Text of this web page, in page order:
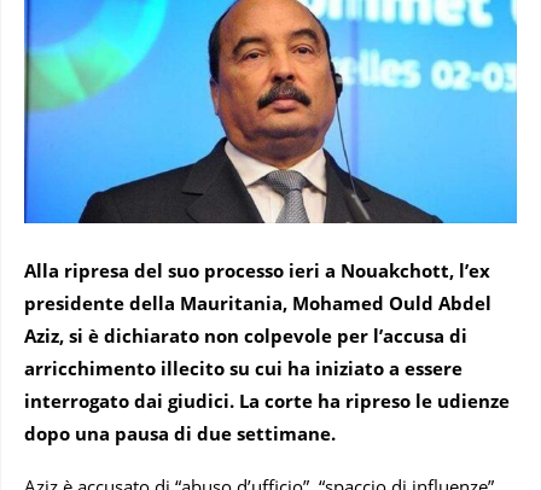
Alla ripresa del suo processo ieri a Nouakchott, l’ex
presidente della Mauritania, Mohamed Ould Abdel
Aziz, si è dichiarato non colpevole per l’accusa di
arricchimento illecito su cui ha iniziato a essere
interrogato dai giudici. La corte ha ripreso le udienze
dopo una pausa di due settimane.